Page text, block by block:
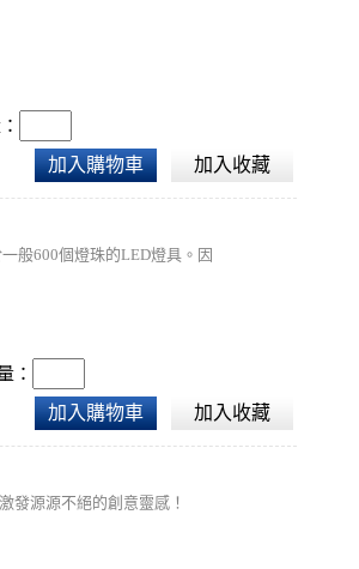
加入購物車 加入收藏
般600個燈珠的LED燈具。因
：
加入購物車 加入收藏
發源源不絕的創意靈感！